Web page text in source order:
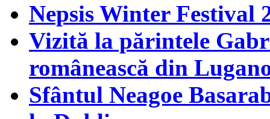
Nepsis Winter Festival
Vizită la părintele
românească din
Sfântul Neagoe